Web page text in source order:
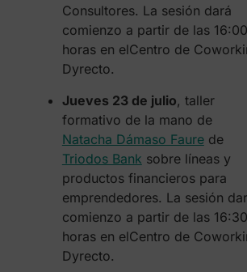
Consultores. La sesión dará
comienzo a partir de las 16:00
horas en elCentro de
Dyrecto.
Jueves 23 de julio, taller
formativo de la mano de
Natacha Dámaso Faurede
Triodos Bank sobre líneas y
productos financieros para
emprendedores. La sesión
comienzo a partir de las 16:30
horas en elCentro de
Dyrecto.